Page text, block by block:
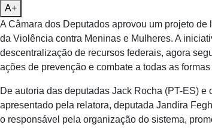
A+
A Câmara dos Deputados aprovou um projeto
da Violência contra Meninas e Mulheres. A
descentralização de recursos federais, agora
ações de prevenção e combate a todas as
De autoria das deputadas Jack Rocha (PT-ES)
apresentado pela relatora, deputada Jandira
o responsável pela organização do sistema,